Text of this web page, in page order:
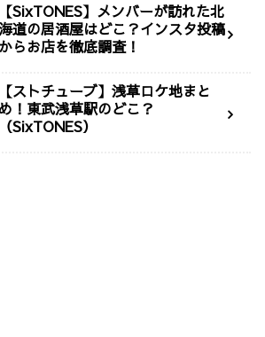
【SixTONES】メンバーが訪れた北
道の居酒屋はどこ？インスタ投稿
からお店を徹底調査！
【ストチューブ】浅草ロケ地まと
め！東武浅草駅のどこ？
（SixTONES）